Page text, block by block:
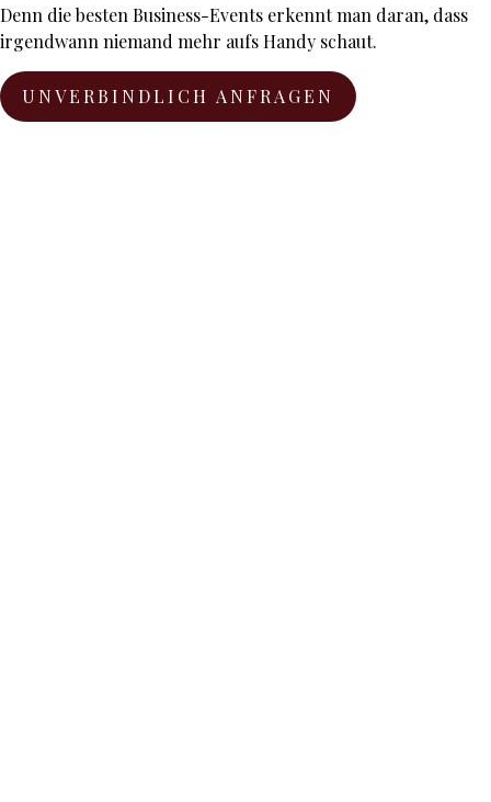
Denn die besten Business-Events erkennt man daran, dass
irgendwann niemand mehr aufs Handy schaut.
UNVERBINDLICH ANFRAGEN